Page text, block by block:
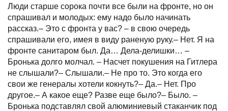
Люди старше сорока почти все были на фронте, но он
спрашивал и молодых: ему надо было начинать
рассказ.– Это с фронта у вас? – в свою очередь
спрашивали его, имея в виду раненую руку.– Нет. Я на
фронте санитаром был. Да… Дела-делишки… –
Бронька долго молчал. – Насчет покушения на Гитлера
не слышали?– Слышали.– Не про то. Это когда его
свои же генералы хотели кокнуть?– Да.– Нет. Про
другое.– А какое еще? Разве еще было?– Было. –
Бронька подставлял свой алюминиевый стаканчик под